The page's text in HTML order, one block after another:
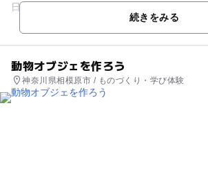
日(水)から8月30日(日)まで。
続きをみる
動物オブジェを作ろう
神奈川県相模原市 / ものづくり・学び体験